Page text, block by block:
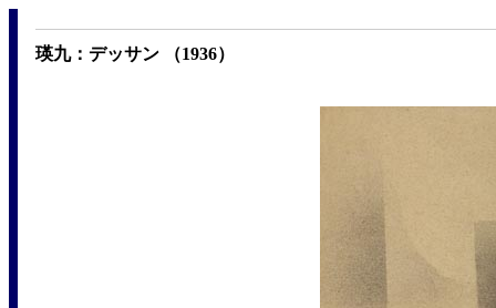
瑛九：デッサン （1936）